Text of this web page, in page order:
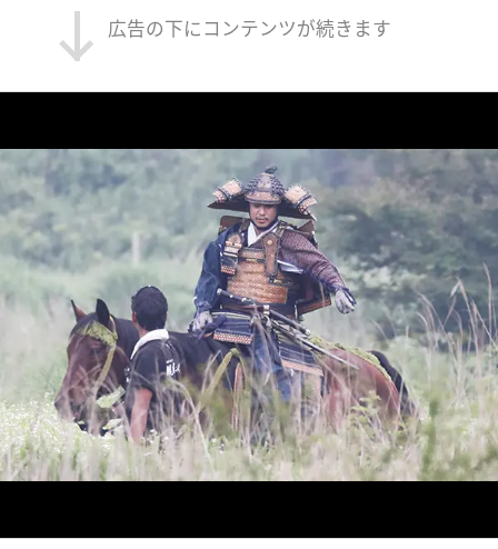
広告の下にコンテンツが続きます